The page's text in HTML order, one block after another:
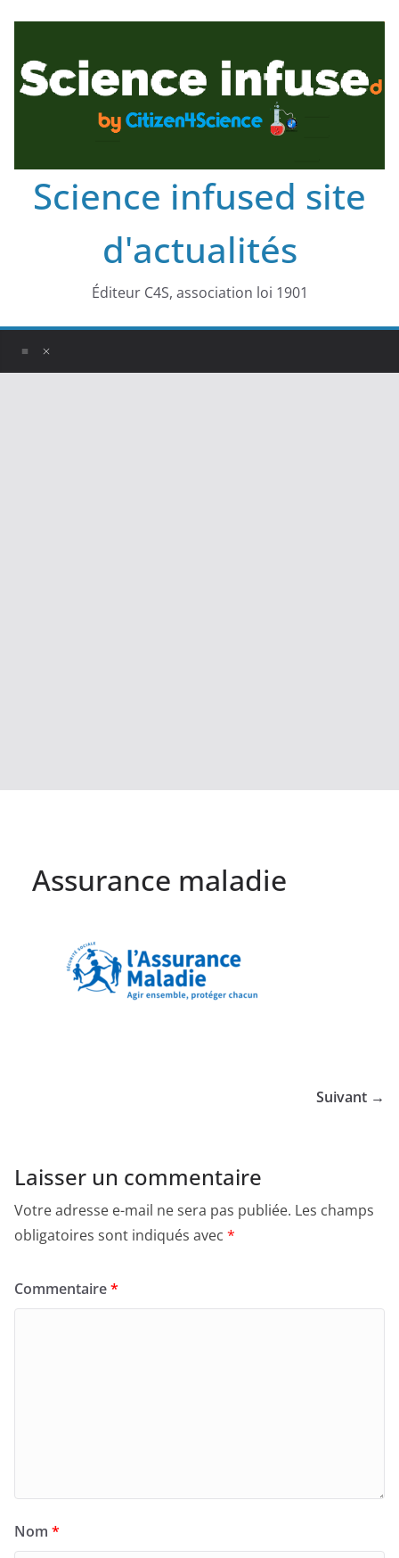
Science infused site
d'actualités
Éditeur C4S, association loi 1901
Assurance maladie
Suivant →
Laisser un commentaire
Votre adresse e-mail ne sera pas publiée. Les champs
obligatoires sont indiqués avec *
Commentaire*
Nom *